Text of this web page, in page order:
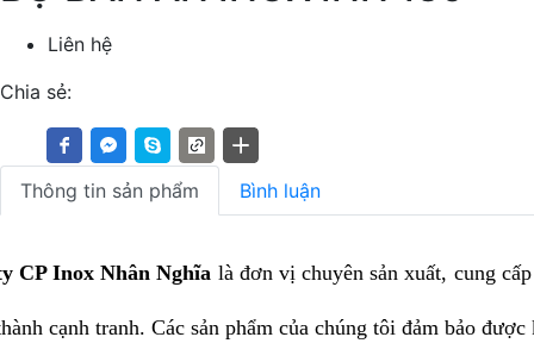
Liên hệ
Chia sẻ:
Thông tin sản phẩm Bình luận
CP Inox Nhân Nghĩa là đơn vị chuyên sản xuất, cung
cạnh tranh. Các sản phẩm của chúng tôi đảm bảo